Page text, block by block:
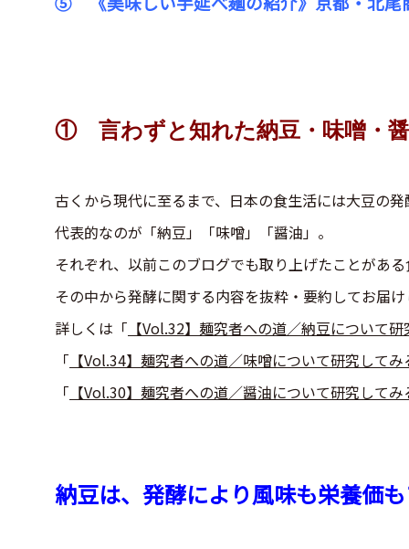
① 言わずと知れた納豆・味噌・
古くから現代に至るまで、日本の食生活には大豆の
代表的なのが「納豆」「味噌」「醤油」。
それぞれ、以前このブログでも取り上げたことがあ
その中から発酵に関する内容を抜粋・要約してお届け
詳しくは「 【Vol.32】麺究者への道／納豆について
「 【Vol.34】麺究者への道／味噌について研究してみ
「 【Vol.30】麺究者への道／醤油について研究してみ
納豆は、発酵により風味も栄養価